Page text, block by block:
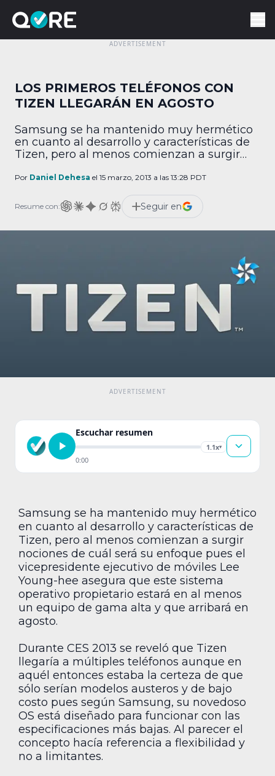
LOS PRIMEROS TELÉFONOS CON
TIZEN LLEGARÁN EN AGOSTO
Samsung se ha mantenido muy hermético
en cuanto al desarrollo y características de
Tizen, pero al menos comienzan a surgir
vicepresidente ejecutivo de móviles Lee
operativo propietario estará en al menos un
equipo de gama alta y que arribará en
agosto. Durante […]
Por Daniel Dehesa el 15 marzo, 2013 a las 13:28 PDT
Resume con: Seguir en
Escuchar resumen
1.1x▾
0:00
Samsung se ha mantenido muy hermético
en cuanto al desarrollo y características de
Tizen, pero al menos comienzan a surgir
nociones de cuál será su enfoque pues el
vicepresidente ejecutivo de móviles Lee
Young-hee asegura que este sistema
operativo propietario estará en al menos
un equipo de gama alta y que arribará en
agosto.
Durante CES 2013 se reveló que Tizen
llegaría a múltiples teléfonos aunque en
aquél entonces estaba la certeza de que
sólo serían modelos austeros y de bajo
costo pues según Samsung, su novedoso
OS está diseñado para funcionar con las
especificaciones más bajas. Al parecer el
concepto hacía referencia a flexibilidad y
no a limitantes.